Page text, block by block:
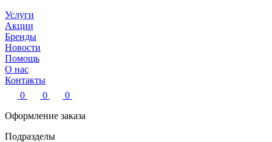
Услуги
Акции
Бренды
Новости
Помощь
О нас
Контакты
0
0
0
Оформление заказа
Подразделы